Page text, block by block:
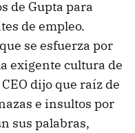
de Gupta para
de empleo.
se esfuerza por
exigente cultura de
dijo que raíz de
e insultos por
sus palabras,